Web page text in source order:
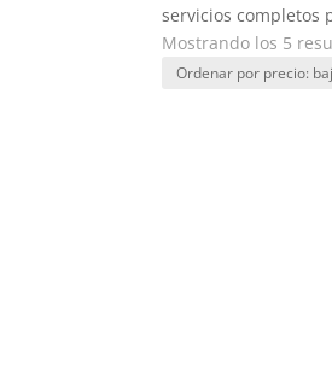
servicios completos
Mostrando los 5